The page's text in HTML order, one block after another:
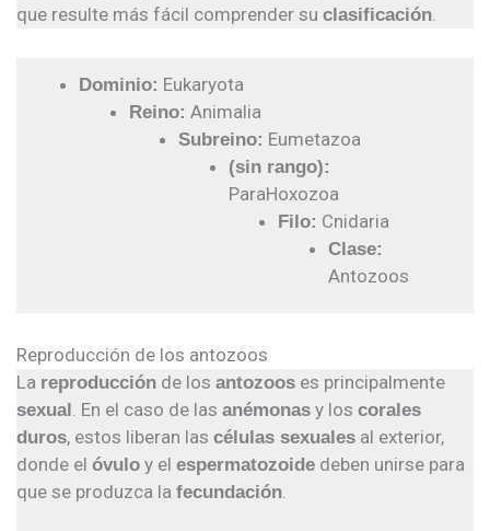
que resulte más fácil comprender su clasificación.
Dominio: Eukaryota
Reino: Animalia
Subreino: Eumetazoa
(sin rango):
ParaHoxozoa
Filo: Cnidaria
Clase:
Antozoos
Reproducción de los antozoos
La reproducción de los antozoos es principalmente
sexual . En el caso de las anémonas y los corales
duros, estos liberan las células sexuales al exterior,
donde el óvulo y el espermatozoide deben unirse para
que se produzca la fecundación